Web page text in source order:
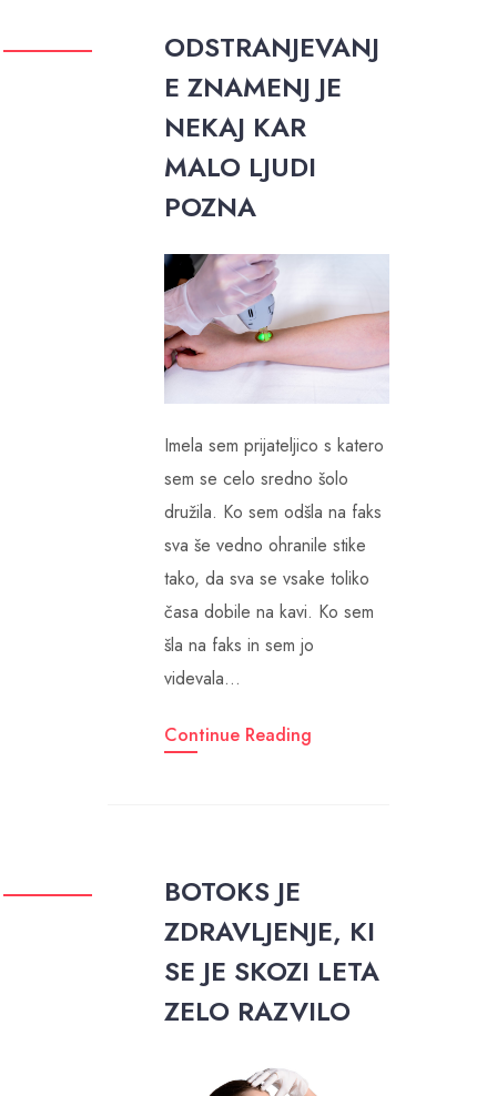
ODSTRANJEVANJ
E ZNAMENJ JE
NEKAJ KAR
MALO LJUDI
POZNA
Imela sem prijateljico s katero
sem se celo sredno šolo
družila. Ko sem odšla na faks
sva še vedno ohranile stike
tako, da sva se vsake toliko
časa dobile na kavi. Ko sem
šla na faks in sem jo
videvala…
Continue Reading
BOTOKS JE
ZDRAVLJENJE, KI
SE JE SKOZI LETA
ZELO RAZVILO